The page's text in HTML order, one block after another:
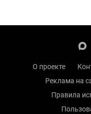
О проекте
Реклама на
Правила